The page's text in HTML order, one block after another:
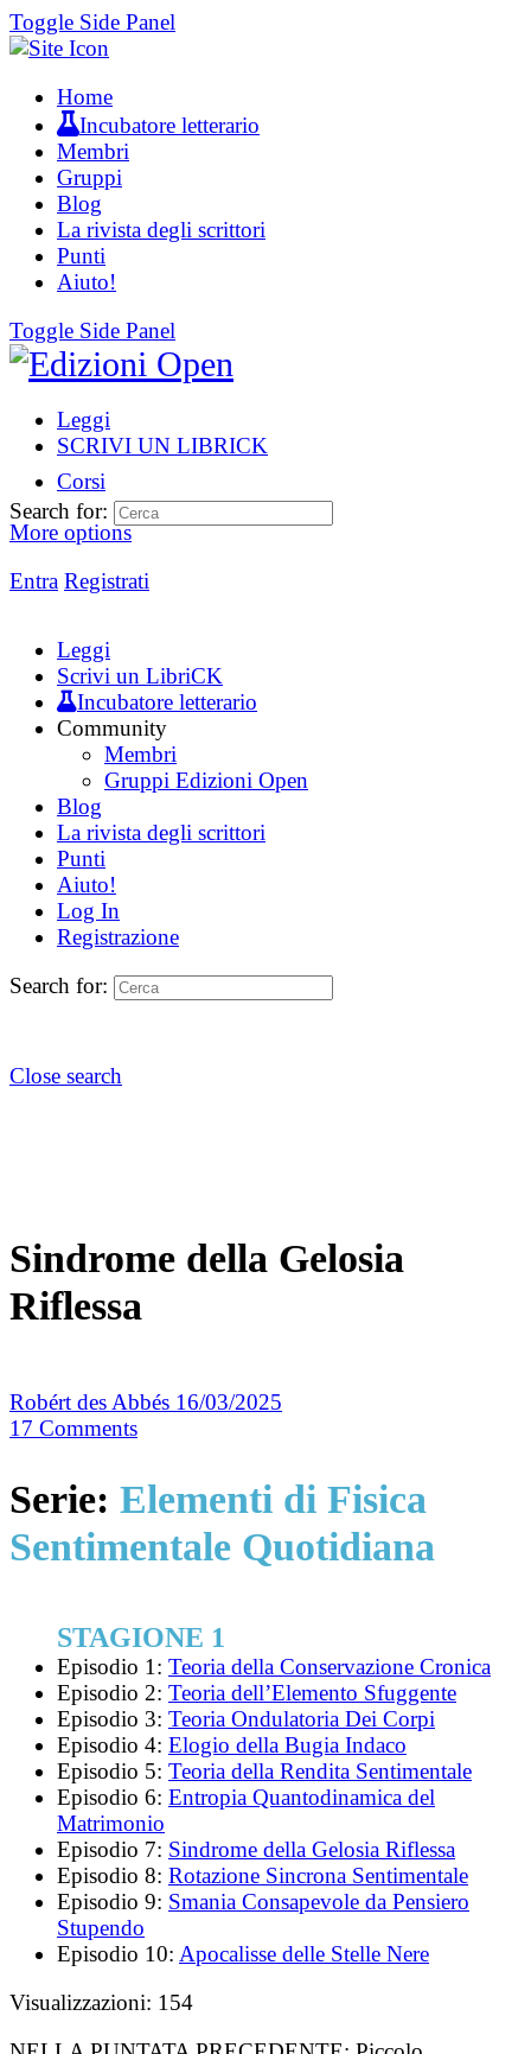
Toggle Side Panel
Home
Incubatore letterario
Membri
Gruppi
Blog
La rivista degli scrittori
Punti
Aiuto!
Toggle Side Panel
Leggi
SCRIVI UN LIBRICK
Corsi
More options
Entra Registrati
Search for:
Leggi
Scrivi un LibriCK
Incubatore letterario
Community
Membri
Gruppi Edizioni Open
Blog
La rivista degli scrittori
Punti
Aiuto!
Log In
Registrazione
Search for:
Close search
Sindrome della Gelosia
Riflessa
Robért des Abbés 16/03/2025
17 Comments
Serie: Elementi di Fisica
Sentimentale Quotidiana
STAGIONE 1
Episodio 1: Teoria della Conservazione Cronica
Episodio 2: Teoria dell’Elemento Sfuggente
Episodio 3: Teoria Ondulatoria Dei Corpi
Episodio 4: Elogio della Bugia Indaco
Episodio 5: Teoria della Rendita Sentimentale
Episodio 6: Entropia Quantodinamica del
Matrimonio
Episodio 7: Sindrome della Gelosia Riflessa
Episodio 8: Rotazione Sincrona Sentimentale
Episodio 9: Smania Consapevole da Pensiero
Stupendo
Episodio 10: Apocalisse delle Stelle Nere
Visualizzazioni: 154